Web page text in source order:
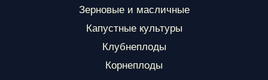
Зерновые и масличные
Капустные культуры
Клубнеплоды
Корнеплоды